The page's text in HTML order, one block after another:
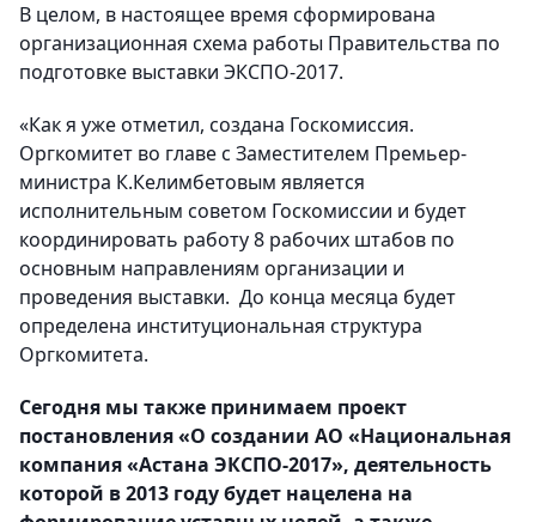
В целом, в настоящее время сформирована
организационная схема работы Правительства по
подготовке выставки ЭКСПО-2017.
«Как я уже отметил, создана Госкомиссия.
Оргкомитет во главе с Заместителем Премьер-
министра К.Келимбетовым является
исполнительным советом Госкомиссии и будет
координировать работу 8 рабочих штабов по
основным направлениям организации и
проведения выставки. До конца месяца будет
определена институциональная структура
Оргкомитета.
Сегодня мы также принимаем проект
постановления «О создании АО «Национальная
компания «Астана ЭКСПО-2017», деятельность
которой в 2013 году будет нацелена на